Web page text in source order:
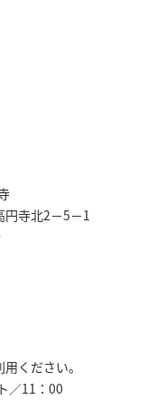
寺北2－5－1
ください。
／11：00